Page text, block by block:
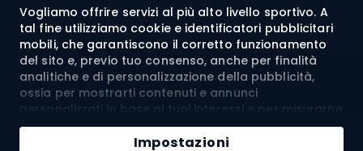
Vogliamo offrire servizi al più alto livello sportivo. A
tal fine utilizziamo cookie e identificatori pubblicitari
mobili, che garantiscono il corretto funzionamento
del sito e, previo tuo consenso, anche per finalità
analitiche e di personalizzazione della pubblicità,
ossia per mostrarti contenuti e annunci
personalizzati in base ai tuoi interessi e per misurarne
l’efficacia. I cookie e gli identificatori pubblicitari
mobili possono essere utilizzati sia per attività
Impostazioni
Aggiungi al carrello
Regolamento
Chi siamo